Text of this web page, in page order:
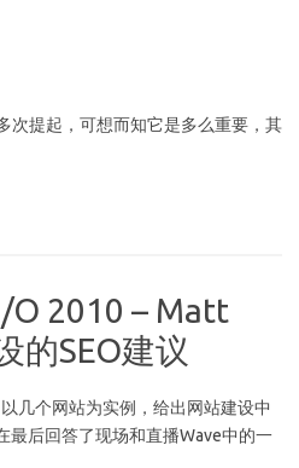
次提起，可想而知它是多么重要，其
O 2010 – Matt
的SEO建议
几个网站为实例，给出网站建设中
最后回答了现场和直播Wave中的一